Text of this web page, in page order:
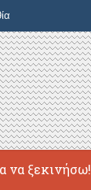
να ξεκινήσω!